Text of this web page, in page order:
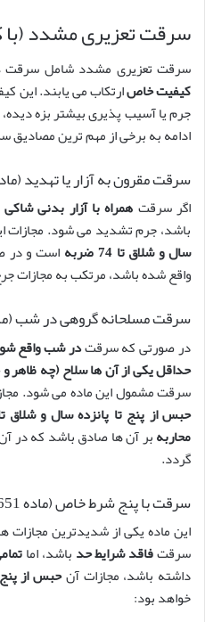
سرقت تعزیری مشدد
سرقت تعزیری مشدد شامل سرقت
کیفیت خاصارتکاب می یابند. این
جرم یا آسیب پذیری بیشتر بزه
ادامه به برخی از مهم ترین
سرقت مقرون به آزار یا تهدید (ماده
اگر سرقتهمراه با آزار بدنی
باشد، جرم تشدید می شود.
سال و شلاق تا 74 ضربه
است و در
واقع شده باشد، مرتکب به مجازات
سرقت مسلحانه گروهی در شب (ماده
در صورتی که سرقتدر شب واقع
حداقل یکی از آن ها سلاح (چه
سرقت مشمول این ماده می شود.
حبس از پنج تا پانزده سال و شلاق تا 74
محاربهبر آن ها صادق باشد که در
گردد.
سرقت با پنج شرط خاص (ماده 651)
این ماده یکی از شدیدترین مجازات
سرقتفاقد شرایط حد باشد، اما
داشته باشد، مجازات آنحبس از پنج تا
خواهد بود: